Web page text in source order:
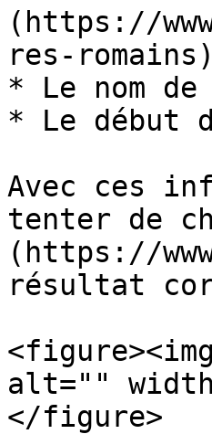
(https://
res-
* Le nom
* Le début
Avec ces
tenter de
(https://
résultat
alt=""
</figure>